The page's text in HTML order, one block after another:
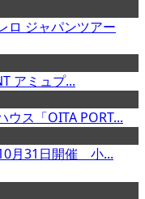
ロ ジャパンツアー
アミュプ...
ウス「OITA PORT...
月31日開催 小...